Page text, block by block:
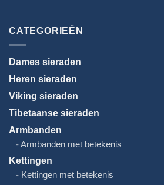
CATEGORIEËN
Dames sieraden
Heren sieraden
Viking sieraden
Tibetaanse sieraden
Armbanden
Armbanden met betekenis
Kettingen
Kettingen met betekenis